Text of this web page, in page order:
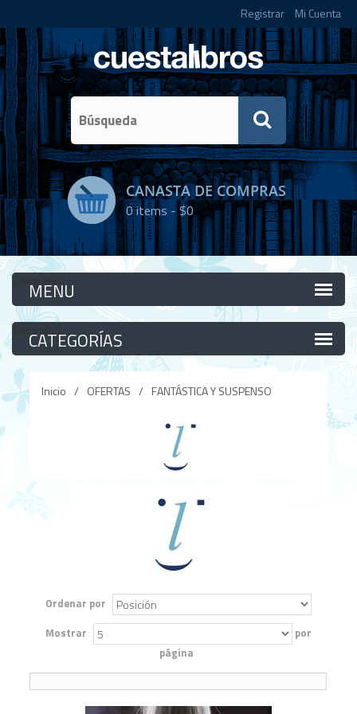
Registrar Mi Cuenta
CANASTA DE COMPRAS
0items -$0
Categorías
Categorías
Inicio / OFERTAS / FANTÁSTICA Y SUSPENSO
Ordenar por
Mostrar
por
página